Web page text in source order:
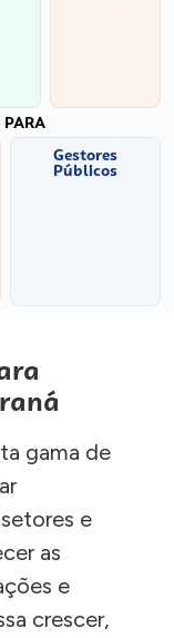
PARA
Gestores
Públicos
gama de
e
as
e
crescer,